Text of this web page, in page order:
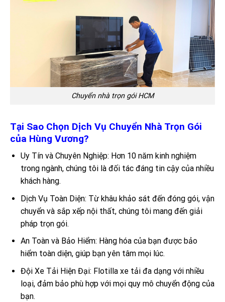
Chuyển nhà trọn gói HCM
Tại Sao Chọn Dịch Vụ Chuyển Nhà Trọn Gói
của Hùng Vương?
Uy Tín và Chuyên Nghiệp: Hơn 10 năm kinh nghiệm
trong ngành, chúng tôi là đối tác đáng tin cậy của nhiều
khách hàng.
Dịch Vụ Toàn Diện: Từ khâu khảo sát đến đóng gói, vận
chuyển và sắp xếp nội thất, chúng tôi mang đến giải
pháp trọn gói.
An Toàn và Bảo Hiểm: Hàng hóa của bạn được bảo
hiểm toàn diện, giúp bạn yên tâm mọi lúc.
Đội Xe Tải Hiện Đại: Flotilla xe tải đa dạng với nhiều
loại, đảm bảo phù hợp với mọi quy mô chuyển động của
bạn.